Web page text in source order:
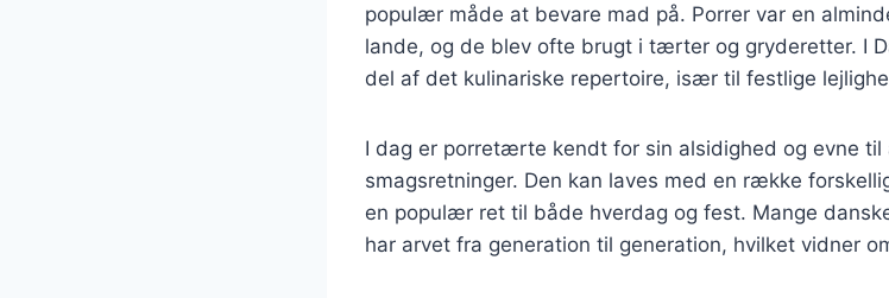
populær måde at bevare mad på. Porrer var en
lande, og de blev ofte brugt i tærter og gryderetter. I
del af det kulinariske repertoire, især til festlige
I dag er porretærte kendt for sin alsidighed og evne til
smagsretninger. Den kan laves med en række
en populær ret til både hverdag og fest. Mange
har arvet fra generation til generation, hvilket vidner